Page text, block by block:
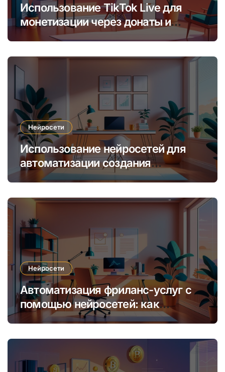
Использование TikTok Live для
монетизации через донаты и
платные подписки
Нейросети
Использование нейросетей для
автоматизации создания
уникальных интернет-курсов и
Нейросети
Автоматизация фриланс-услуг с
помощью нейросетей: как
увеличить доход и сократить